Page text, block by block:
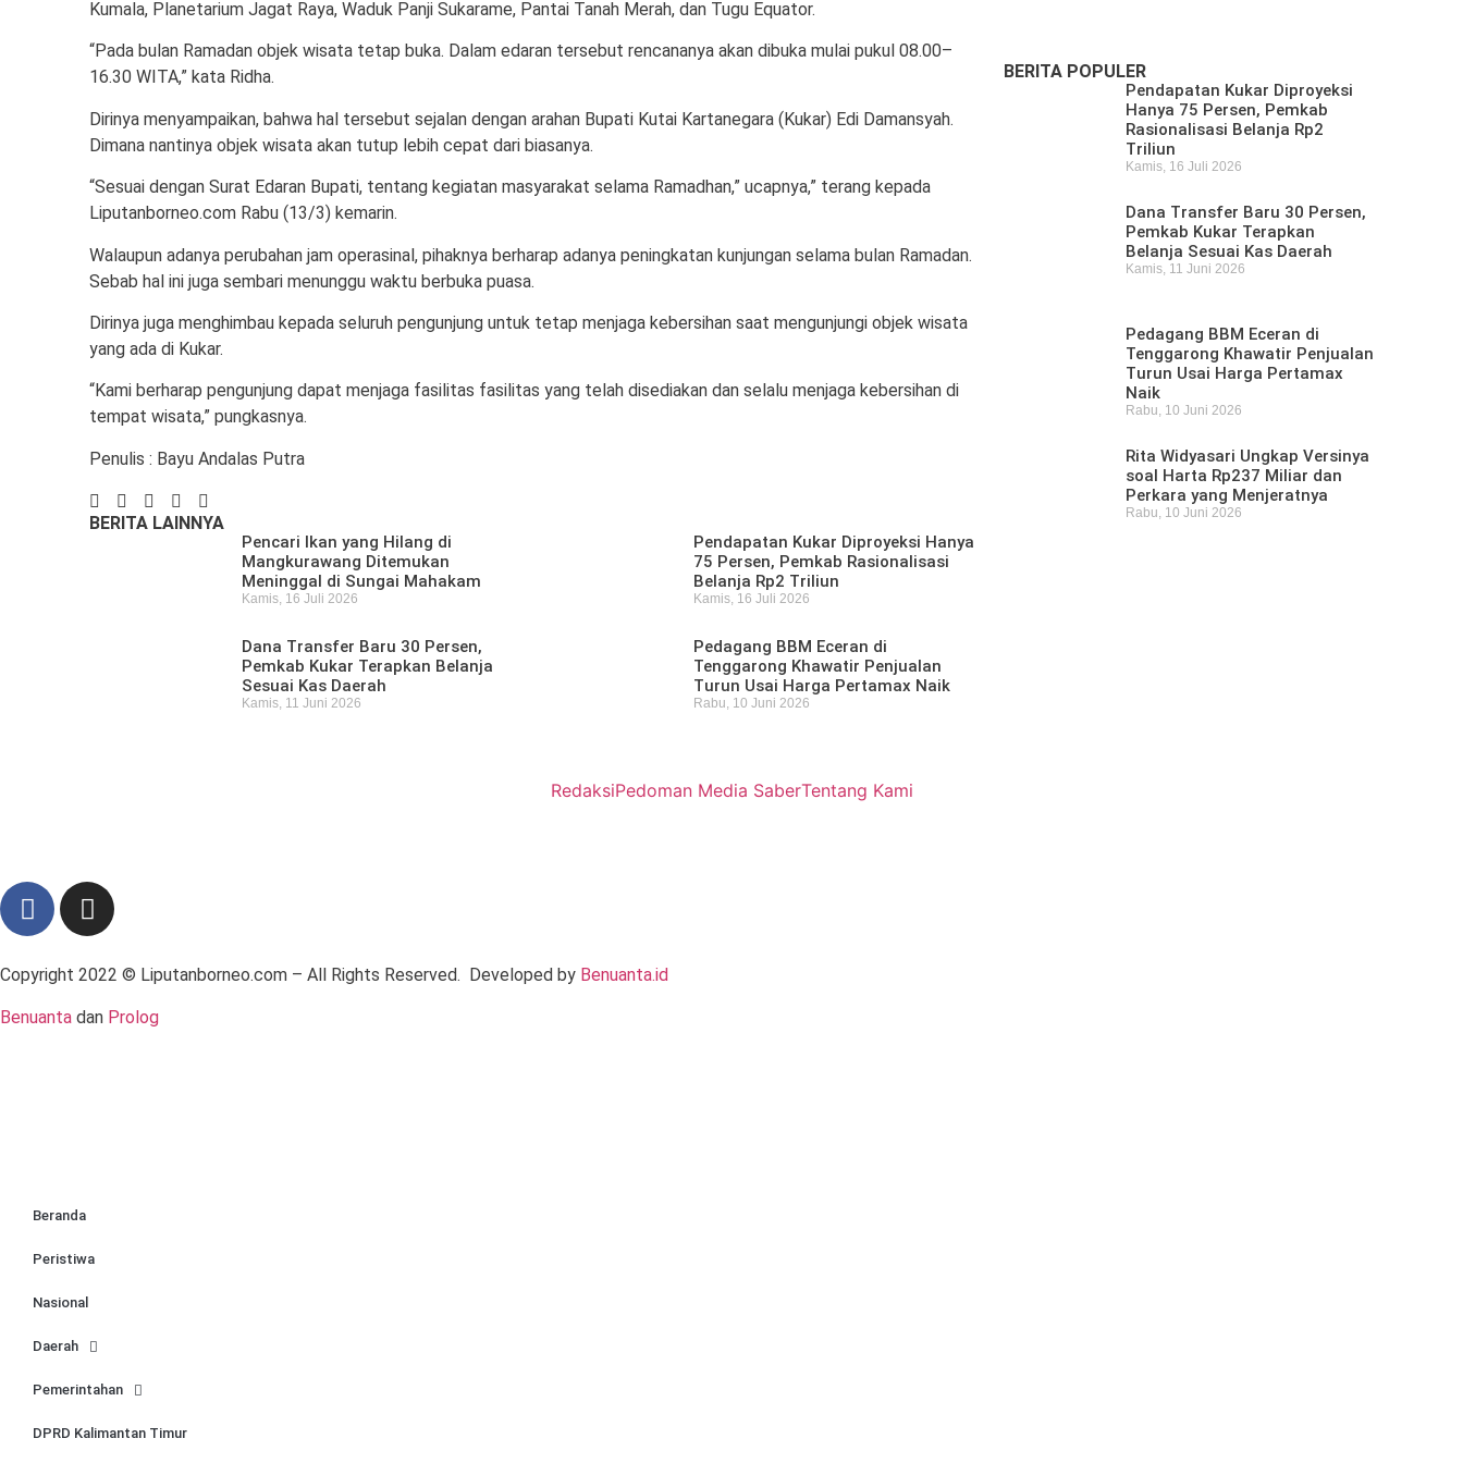
Kumala, Planetarium Jagat Raya, Waduk Panji Sukarame, Pantai Tanah Merah, dan Tugu Equator.
“Pada bulan Ramadan objek wisata tetap buka. Dalam edaran tersebut rencananya akan dibuka mulai pukul 08.00–
16.30 WITA,” kata Ridha.
Dirinya menyampaikan, bahwa hal tersebut sejalan dengan arahan Bupati Kutai Kartanegara (Kukar) Edi Damansyah.
Dimana nantinya objek wisata akan tutup lebih cepat dari biasanya.
“Sesuai dengan Surat Edaran Bupati, tentang kegiatan masyarakat selama Ramadhan,” ucapnya,” terang kepada
Liputanborneo.com Rabu (13/3) kemarin.
Walaupun adanya perubahan jam operasinal, pihaknya berharap adanya peningkatan kunjungan selama bulan Ramadan.
Sebab hal ini juga sembari menunggu waktu berbuka puasa.
Dirinya juga menghimbau kepada seluruh pengunjung untuk tetap menjaga kebersihan saat mengunjungi objek wisata
yang ada di Kukar.
“Kami berharap pengunjung dapat menjaga fasilitas fasilitas yang telah disediakan dan selalu menjaga kebersihan di
tempat wisata,” pungkasnya.
Penulis : Bayu Andalas Putra
BERITA LAINNYA
Pencari Ikan yang Hilang di
Mangkurawang Ditemukan
Meninggal di Sungai Mahakam
Kamis, 16 Juli 2026
Pendapatan Kukar Diproyeksi Hanya
75 Persen, Pemkab Rasionalisasi
Belanja Rp2 Triliun
Kamis, 16 Juli 2026
Dana Transfer Baru 30 Persen,
Pemkab Kukar Terapkan Belanja
Sesuai Kas Daerah
Kamis, 11 Juni 2026
Pedagang BBM Eceran di
Tenggarong Khawatir Penjualan
Turun Usai Harga Pertamax Naik
Rabu, 10 Juni 2026
BERITA POPULER
Pendapatan Kukar Diproyeksi
Hanya 75 Persen, Pemkab
Rasionalisasi Belanja Rp2
Triliun
Kamis, 16 Juli 2026
Dana Transfer Baru 30 Persen,
Pemkab Kukar Terapkan
Belanja Sesuai Kas Daerah
Kamis, 11 Juni 2026
Pedagang BBM Eceran di
Tenggarong Khawatir Penjualan
Turun Usai Harga Pertamax
Naik
Rabu, 10 Juni 2026
Rita Widyasari Ungkap Versinya
soal Harta Rp237 Miliar dan
Perkara yang Menjeratnya
Rabu, 10 Juni 2026
RedaksiPedoman Media SaberTentang Kami
Copyright 2022 © Liputanborneo.com – All Rights Reserved. Developed by Benuanta.id
Benuanta dan Prolog
Beranda
Peristiwa
Nasional
Daerah
Pemerintahan
DPRD Kalimantan Timur